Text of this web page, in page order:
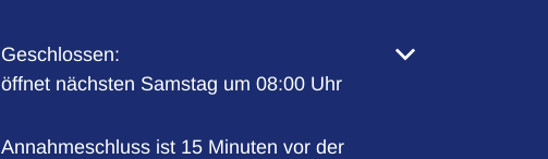
Klicken, um weitere Öffnungs- oder Schließzeiten auszublenden
Geschlossen:
öffnet nächsten Samstag um 08:00 Uhr
Annahmeschluss ist 15 Minuten vor der